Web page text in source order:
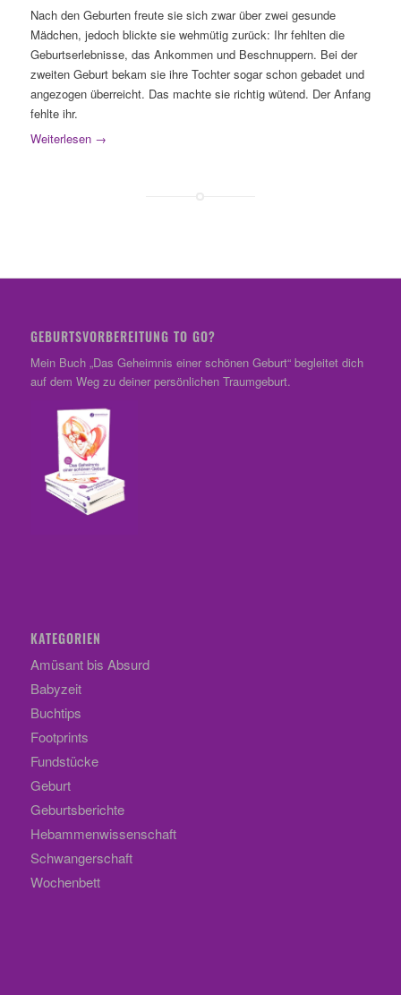
Nach den Geburten freute sie sich zwar über zwei gesunde
Mädchen, jedoch blickte sie wehmütig zurück: Ihr fehlten die
Geburtserlebnisse, das Ankommen und Beschnuppern. Bei der
zweiten Geburt bekam sie ihre Tochter sogar schon gebadet und
angezogen überreicht. Das machte sie richtig wütend. Der Anfang
fehlte ihr.
Weiterlesen→
GEBURTSVORBEREITUNG TO GO?
Mein Buch „Das Geheimnis einer schönen Geburt“ begleitet dich
auf dem Weg zu deiner persönlichen Traumgeburt.
KATEGORIEN
Amüsant bis Absurd
Babyzeit
Buchtips
Footprints
Fundstücke
Geburt
Geburtsberichte
Hebammenwissenschaft
Schwangerschaft
Wochenbett